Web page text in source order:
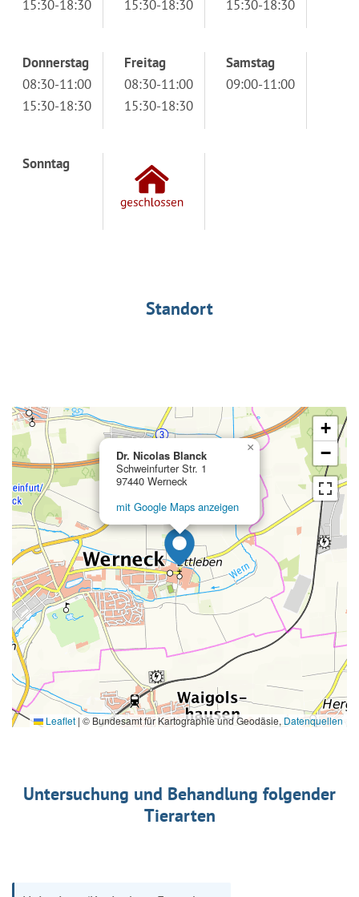
15:30-18:30
15:30-18:30
15:30-18:30
Donnerstag
08:30-11:00
15:30-18:30
Freitag
08:30-11:00
15:30-18:30
Samstag
09:00-11:00
Sonntag
Standort
Dr. Nicolas Blanck
Schweinfurter Str. 1
97440 Werneck
mit Google Maps anzeigen
×
+
−
Leaflet | © Bundesamt für Kartographie und Geodäsie, Datenquellen
Untersuchung und Behandlung folgender
Tierarten